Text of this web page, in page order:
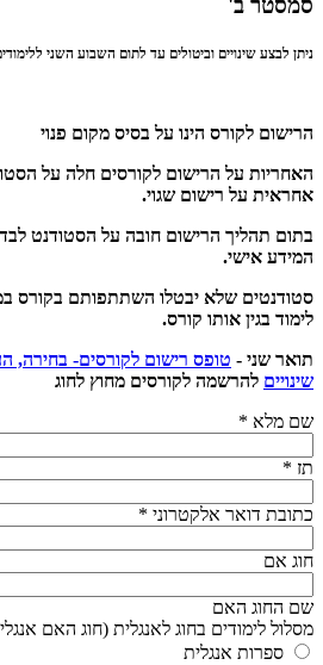
סמסטר ב'
ניתן לבצע שינויים וביטולים עד לתום השבוע השני
הרישום לקורס הינו על בסיס מקום פנוי
האחריות על הרישום לקורסים חלה על
אחראית על רישום שגוי.
בתום תהליך הרישום חובה על הסטודנט
המידע אישי.
סטודנטים שלא יבטלו השתתפותם בקורס
לימוד בגין אותו קורס.
תואר שני - טופס רישום לקורסים- בחירה,
שינויים להרשמה לקורסים מחוץ לחוג
שם מלא *
תז *
כתובת דואר אלקטרוני *
חוג אם
שם החוג האם
מסלול לימודים בחוג לאנגלית (חוג האם
ספרות אנגלית